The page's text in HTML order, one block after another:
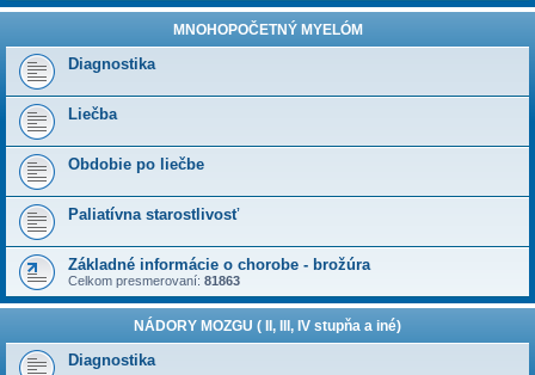
MNOHOPOČETNÝ MYELÓM
Diagnostika
Liečba
Obdobie po liečbe
Paliatívna starostlivosť
Základné informácie o chorobe - brožúra
Celkom presmerovaní: 81863
NÁDORY MOZGU ( II, III, IV stupňa a iné)
Diagnostika